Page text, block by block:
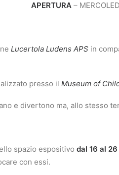
APERTURA–
Lucertola Ludens APS in
presso il Museum of
e divertono ma, allo stesso
spazio espositivo dal 16 al
con essi.